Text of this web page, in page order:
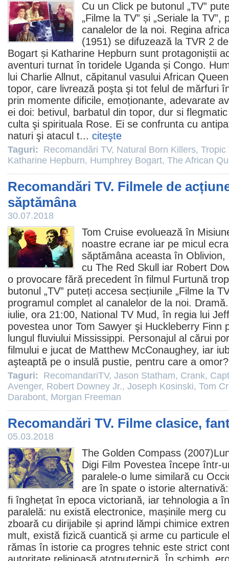
Cu un Click pe butonul „TV”
„Filme la TV” și „Seriale la TV”,
canalelor de la noi. Regina
(1951) se difuzează la TVR 2
Bogart și Katharine Hepburn sunt protagoniștii
aventuri turnat în toridele Uganda și Congo.
lui Charlie Allnut, căpitanul vasului African
topor, care livrează poşta şi tot felul de mărfuri
prin momente dificile, emoționante, adevarate
ei doi: betivul, barbatul din topor, dur si
culta şi spirituala Rose. Ei se confrunta cu
naturi şi atacul t... citeşte
Taguri: Recomandări TV, Natural Born Killers, Tropic
Katharine Hepburn, Humphrey Bogart, The African
Recomandări TV. Filmele de
săptămâna
30.07.2018
Tom Cruise evoluează în
noastre ecrane iar pe micul
săptămâna aceasta în Oblivion,
cu The Red Skull iar Robert
o provocare fără precedent în filmul Furtună
butonul „TV” puteți accesa secțiunile „Filme la
programul complet al canalelor de la noi.
iulie, ora 21:00, National TV Mud, în regia lui
povestea unor Tom Sawyer şi Huckleberry Finn
lungul fluviului Mississippi. Personajul al cărui
filmului e jucat de Matthew McConaughey, iar
aşteaptă pe o insulă pustie, pentru care a
Taguri: RecomandariTV, Jason Statham, Crank,
Avenger, Robert Downey Jr., Joseph Kosinski, Tom
Darabont, Morgan Freeman
Recomandări TV. Filme clasice,
05.03.2018
The Golden Compass
Digi Film Povestea începe într-
paralele-o lume similară cu
are în spate o istorie
fi înghețat în epoca victoriană, iar tehnologia a
paralelă: nu există electronice, mașinile merg
zboară cu dirijabile și aprind lămpi chimice
mult, există fizică cuantică și arme cu particule
rămas în istorie ca progres tehnic este strict